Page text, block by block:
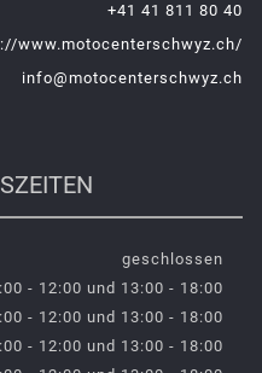
+41 41 811 80 40
www.motocenterschwyz.ch/
info@motocenterschwyz.ch
geschlossen
- 12:00 und 13:00 - 18:00
- 12:00 und 13:00 - 18:00
- 12:00 und 13:00 - 18:00